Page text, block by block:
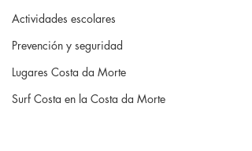
Actividades escolares
Prevención y seguridad
Lugares Costa da Morte
Surf Costa en la Costa da Morte